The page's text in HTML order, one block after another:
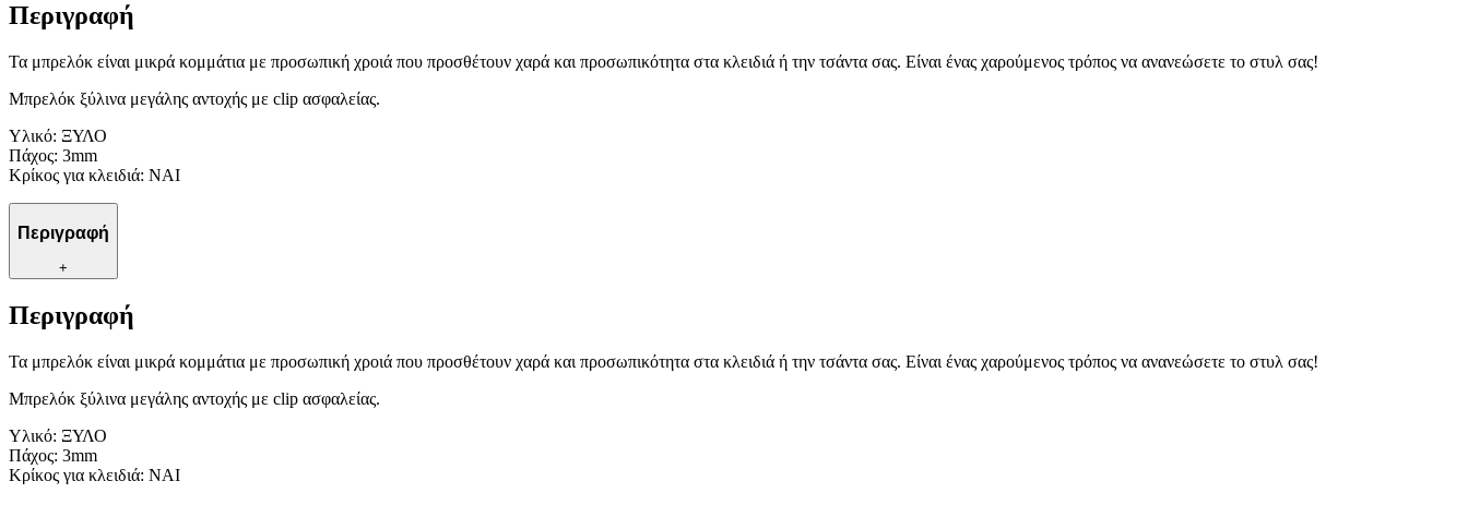
Περιγραφή
Τα μπρελόκ είναι μικρά κομμάτια με προσωπική χροιά που προσθέτουν χαρά και προσωπικότητα στα κλειδιά ή την τσάντα σας. Είναι ένας χαρούμενος τρόπος να ανανεώσετε το στυλ σας!
Μπρελόκ ξύλινα μεγάλης αντοχής με clip ασφαλείας.
Υλικό: ΞΥΛΟ
Πάχος: 3mm
Κρίκος για κλειδιά: ΝΑΙ
Περιγραφή
+
Περιγραφή
Τα μπρελόκ είναι μικρά κομμάτια με προσωπική χροιά που προσθέτουν χαρά και προσωπικότητα στα κλειδιά ή την τσάντα σας. Είναι ένας χαρούμενος τρόπος να ανανεώσετε το στυλ σας!
Μπρελόκ ξύλινα μεγάλης αντοχής με clip ασφαλείας.
Υλικό: ΞΥΛΟ
Πάχος: 3mm
Κρίκος για κλειδιά: ΝΑΙ